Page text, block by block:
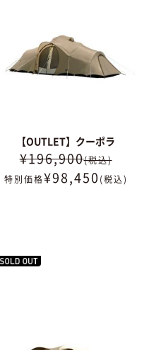
【OUTLET】クーポラ
¥196,900(税込)
特別価格¥98,450 (税込)